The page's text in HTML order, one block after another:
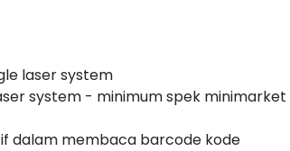
laser system
system - minimum spek
dalam membaca barcode kode